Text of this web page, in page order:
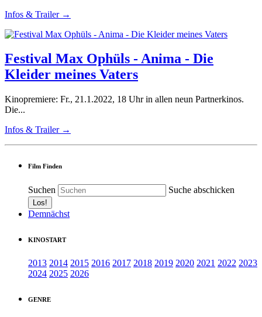
Infos & Trailer →
Festival Max Ophüls - Anima - Die
Kleider meines Vaters
Kinopremiere: Fr., 21.1.2022, 18 Uhr in allen neun Partnerkinos.
Die...
Infos & Trailer →
Film Finden
Suchen Suche abschicken
Demnächst
KINOSTART
2013 2014 2015 2016 2017 2018 2019 2020 2021 2022 2023
2024 2025 2026
GENRE